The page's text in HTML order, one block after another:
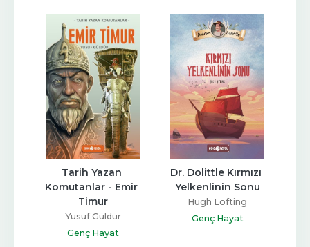
Tarih Yazan
Komutanlar - Emir
Timur
Yusuf Güldür
Genç Hayat
Dr. Dolittle Kırmızı
Yelkenlinin Sonu
Hugh Lofting
Genç Hayat